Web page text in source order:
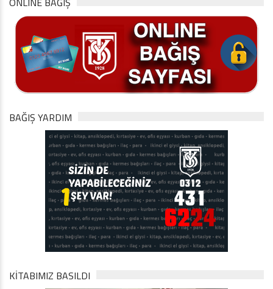
BAĞIŞ YARDIM
KİTABIMIZ BASILDI